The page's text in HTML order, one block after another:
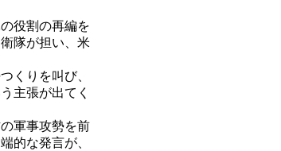
役割の再編を
隊が担い、米
くりを叫び、
主張が出てく
軍事攻勢を前
的な発言が、